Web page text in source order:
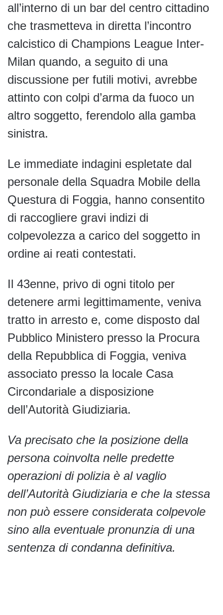
all’interno di un bar del centro cittadino
che trasmetteva in diretta l’incontro
calcistico di Champions League Inter-
Milan quando, a seguito di una
discussione per futili motivi, avrebbe
attinto con colpi d’arma da fuoco un
altro soggetto, ferendolo alla gamba
sinistra.
Le immediate indagini espletate dal
personale della Squadra Mobile della
Questura di Foggia, hanno consentito
di raccogliere gravi indizi di
colpevolezza a carico del soggetto in
ordine ai reati contestati.
Il 43enne, privo di ogni titolo per
detenere armi legittimamente, veniva
tratto in arresto e, come disposto dal
Pubblico Ministero presso la Procura
della Repubblica di Foggia, veniva
associato presso la locale Casa
Circondariale a disposizione
dell’Autorità Giudiziaria.
Va precisato che la posizione della
persona coinvolta nelle predette
operazioni di polizia è al vaglio
dell’Autorità Giudiziaria e che la stessa
non può essere considerata colpevole
sino alla eventuale pronunzia di una
sentenza di condanna definitiva.